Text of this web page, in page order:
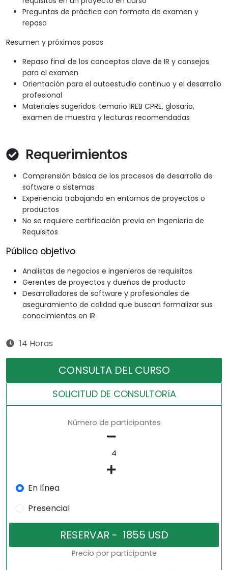
Preguntas de práctica con formato de examen y
repaso
Resumen y próximos pasos
Repaso final de los conceptos clave de IR y consejos
para el examen
Orientación para el autoestudio continuo y el desarrollo
profesional
Materiales sugeridos: temario IREB CPRE, glosario,
examen de muestra y lecturas recomendadas
Requerimientos
Comprensión básica de los procesos de desarrollo de
software o sistemas
Experiencia trabajando en entornos de proyectos o
productos
No se requiere certificación previa en Ingeniería de
Requisitos
Público objetivo
Analistas de negocios e ingenieros de requisitos
Gerentes de proyectos y dueños de producto
Desarrolladores de software y profesionales de
aseguramiento de calidad que buscan formalizar sus
conocimientos en IR
14 Horas
CONSULTA DEL CURSO
SOLICITUD DE CONSULTORíA
Número de participantes
En línea
Presencial
Precio por participante